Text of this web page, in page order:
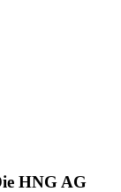
HNG AG